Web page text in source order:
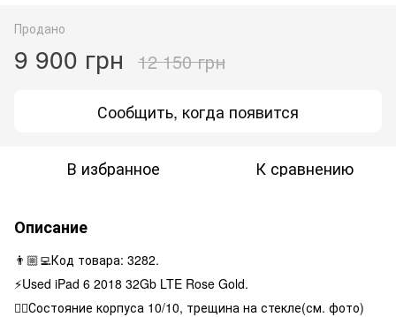
Продано
9 900 грн 12 150 грн
Сообщить, когда появится
В избранное К сравнению
Описание
👨🏼‍💻Код товара: 3282.
⚡️Used iPad 6 2018 32Gb LTE Rose Gold.
👌🏻Состояние корпуса 10/10, трещина на стекле(см. фото)